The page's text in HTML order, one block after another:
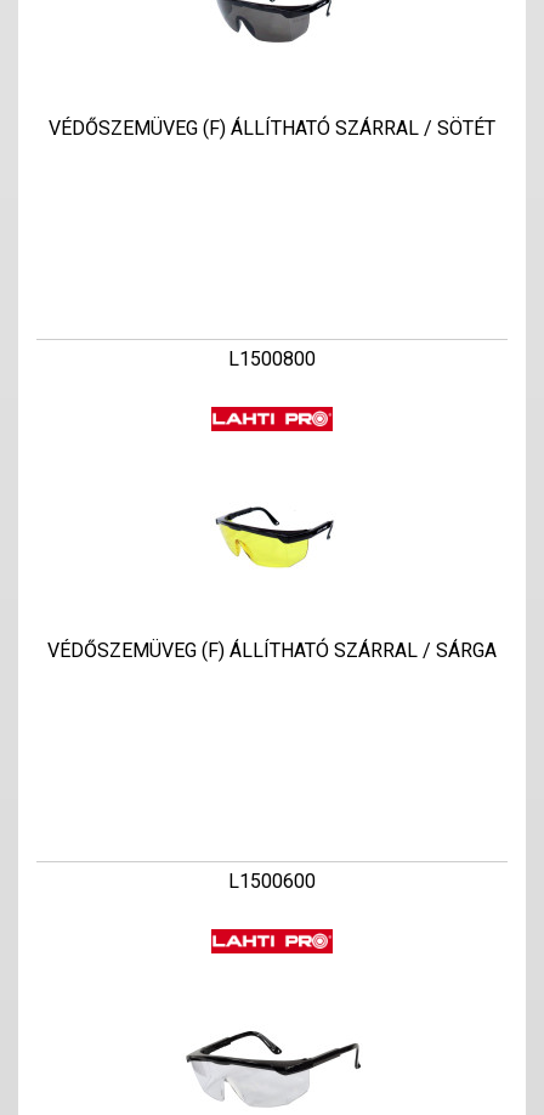
VÉDŐSZEMÜVEG (F) ÁLLÍTHATÓ SZÁRRAL / SÖTÉT
L1500800
VÉDŐSZEMÜVEG (F) ÁLLÍTHATÓ SZÁRRAL / SÁRGA
L1500600